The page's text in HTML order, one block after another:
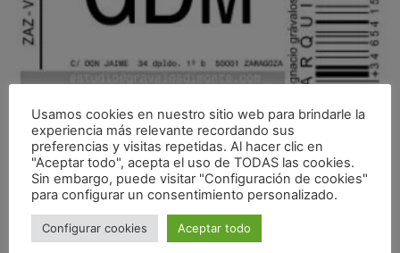
NUEVO PARQUE DE LOS ALMENDROS EN TORRELLAS
Usamos cookies en nuestro sitio web para brindarle la
experiencia más relevante recordando sus
preferencias y visitas repetidas. Al hacer clic en
"Aceptar todo", acepta el uso de TODAS las cookies.
Sin embargo, puede visitar "Configuración de cookies"
para configurar un consentimiento personalizado.
Configurar cookies Aceptar todo